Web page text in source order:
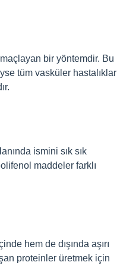
bir yöntemdir. Bu
tüm vasküler hastalıklar
ismini sık sık
maddeler farklı
hem de dışında aşırı
proteinler üretmek için